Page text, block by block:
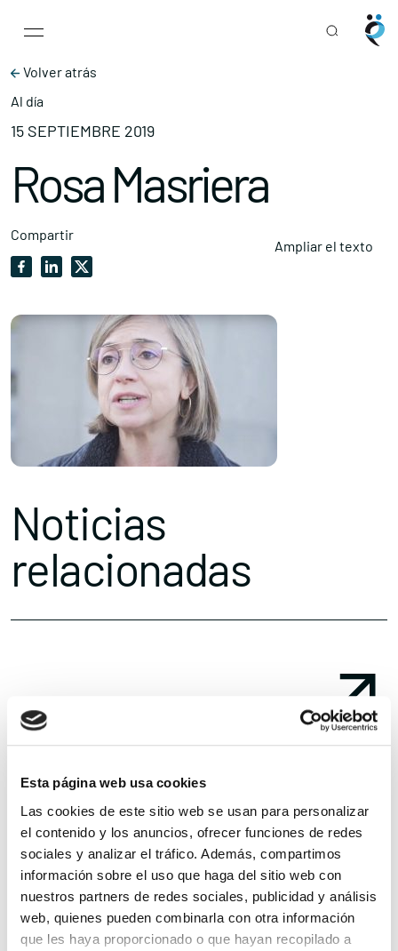
Esta página web usa cookies
Las cookies de este sitio web se usan para personalizar
el contenido y los anuncios, ofrecer funciones de redes
sociales y analizar el tráfico. Además, compartimos
información sobre el uso que haga del sitio web con
nuestros partners de redes sociales, publicidad y análisis
web, quienes pueden combinarla con otra información
que les haya proporcionado o que hayan recopilado a
Main Navigation
Volver atrás
Al día
15 SEPTIEMBRE 2019
Rosa Masriera
Compartir
Ampliar el texto
Noticias
relacionadas